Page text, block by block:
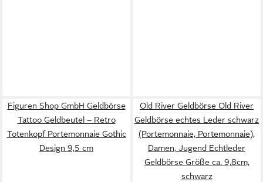
Figuren Shop GmbH Geldbörse
Tattoo Geldbeutel – Retro
Totenkopf Portemonnaie Gothic
Design 9,5 cm
Old River Geldbörse Old River
Geldbörse echtes Leder schwarz
(Portemonnaie, Portemonnaie),
Damen, Jugend Echtleder
Geldbörse Größe ca. 9,8cm,
schwarz